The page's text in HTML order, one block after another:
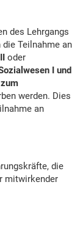
des Lehrgangs
die Teilnahme an
II oder
I und
werden. Dies
an
die
mitwirkender